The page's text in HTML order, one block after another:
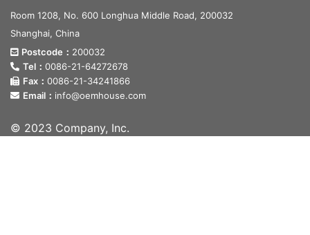
Room 1208, No. 600 Longhua Middle Road, 200032
Shanghai, China
Postcode： 200032
Tel： 0086-21-64272678
Fax： 0086-21-34241866
Email： info@oemhouse.com
© 2023 Company, Inc.